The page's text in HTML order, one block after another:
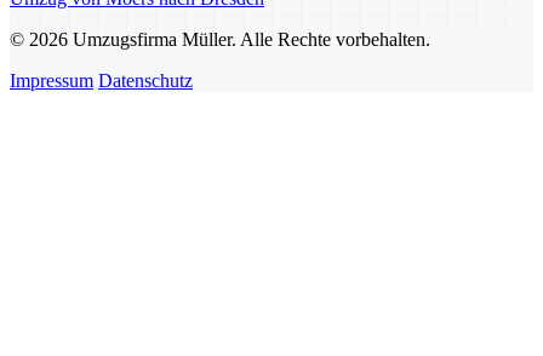
© 2026 Umzugsfirma Müller. Alle Rechte vorbehalten.
Impressum Datenschutz